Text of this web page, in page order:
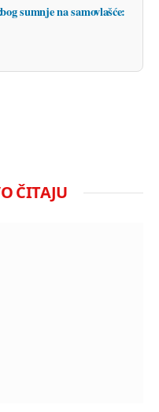
sumnje na samovlašće:
ČITAJU